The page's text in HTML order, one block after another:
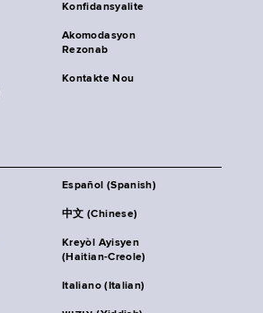
Konfidansyalite
Akomodasyon
Rezonab
Kontakte Nou
Español (Spanish)
中文 (Chinese)
Kreyòl Ayisyen
(Haitian-Creole)
Italiano (Italian)